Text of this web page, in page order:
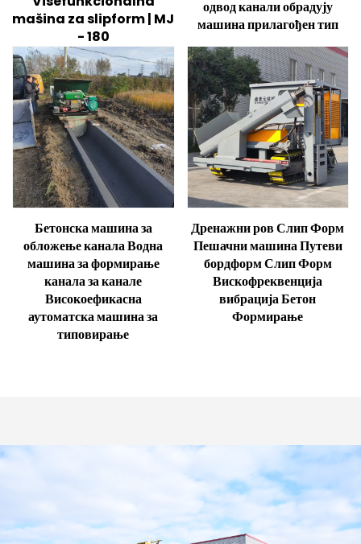
mašina za slipform | MJ
- 180
одвод канали обрадују
машина прилагођен тип
Бетонска машина за
обложење канала Водна
машина за формирање
канала за канале
Високоефикасна
аутоматска машина за
типовирање
Дренажни ров Слип Форм
Пешачни машина Путеви
бордформ Слип Форм
Вискофреквенција
вибрација Бетон
Формирање